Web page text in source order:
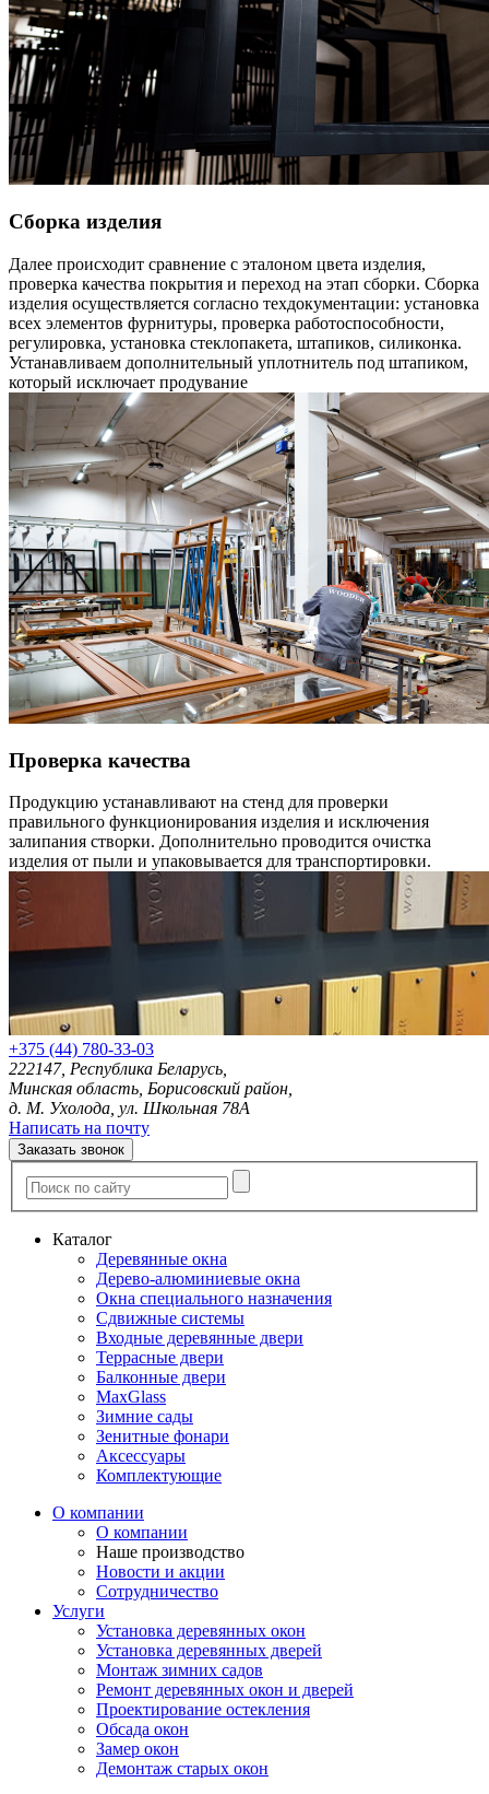
Сборка изделия
Далее происходит сравнение с эталоном цвета изделия,
проверка качества покрытия и переход на этап сборки. Сборка
изделия осуществляется согласно техдокументации: установка
всех элементов фурнитуры, проверка работоспособности,
регулировка, установка стеклопакета, штапиков, силиконка.
Устанавливаем дополнительный уплотнитель под штапиком,
который исключает продувание
Проверка качества
Продукцию устанавливают на стенд для проверки
правильного функционирования изделия и исключения
залипания створки. Дополнительно проводится очистка
изделия от пыли и упаковывается для транспортировки.
+375 (44) 780-33-03
222147, Республика Беларусь,
Минская область, Борисовский район,
д. М. Ухолода, ул. Школьная 78А
Написать на почту
Заказать звонок
Каталог
Деревянные окна
Дерево-алюминиевые окна
Окна специального назначения
Сдвижные системы
Входные деревянные двери
Террасные двери
Балконные двери
MaxGlass
Зимние сады
Зенитные фонари
Аксессуары
Комплектующие
О компании
О компании
Наше производство
Новости и акции
Сотрудничество
Услуги
Установка деревянных окон
Установка деревянных дверей
Монтаж зимних садов
Ремонт деревянных окон и дверей
Проектирование остекления
Обсада окон
Замер окон
Демонтаж старых окон